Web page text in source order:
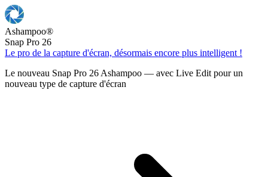
Ashampoo®
Snap Pro 26
Le pro de la capture d'écran, désormais encore plus intelligent !
Le nouveau Snap Pro 26 Ashampoo — avec Live Edit pour un
nouveau type de capture d'écran